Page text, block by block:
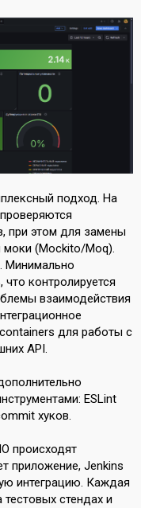
подход. На
при этом для замены
моки (Mockito/Moq).
Минимально
контролируется
взаимодействия
для работы с
API.
ESLint
хуков.
происходят
приложение, Jenkins
интеграцию. Каждая
стендах и